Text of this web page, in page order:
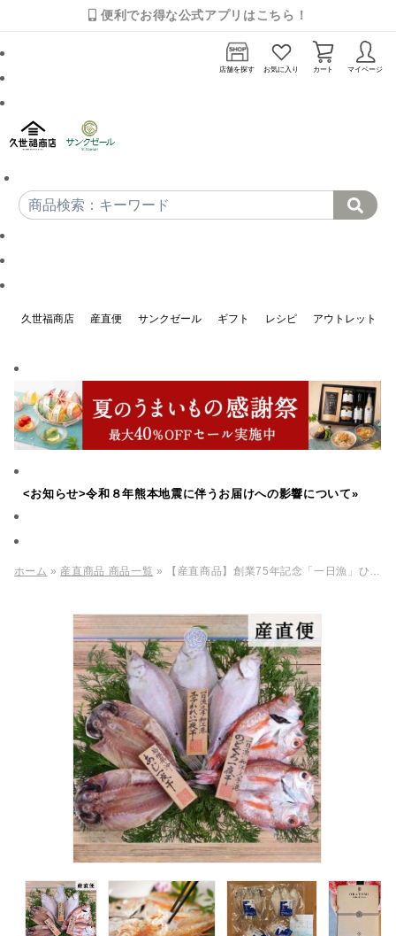
便利でお得な公式アプリはこちら！
店舗を探す お気に入り カート マイページ
久世福商店 産直便 サンクゼール ギフト レシピ アウトレット
<お知らせ>令和８年熊本地震に伴うお届けへの影響について»
ホーム » 産直商品 商品一覧 » 【産直商品】創業75年記念「一日漁」ひもの詰合せ『大黒』【送料込/北海道・沖縄送料別途】【オンライン限定】